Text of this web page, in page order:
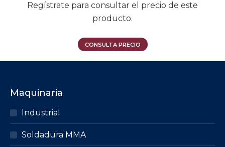
Regístrate para consultar el precio de este
producto.
CONSULTA PRECIO
Maquinaria
Industrial
Soldadura MMA